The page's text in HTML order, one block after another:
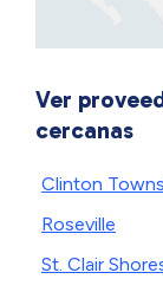
Ver
cercanas
Clinton
Roseville
St. Clair